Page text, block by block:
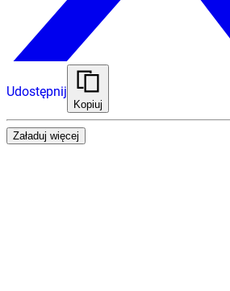
Udostępnij
Kopiuj
Załaduj więcej